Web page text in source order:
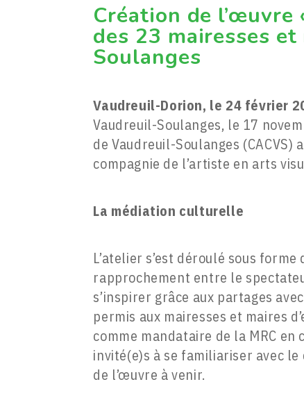
Création de l’œuvre
des 23 mairesses
Soulanges
Vaudreuil-Dorion, le 24 février
Vaudreuil-Soulanges, le 17
de Vaudreuil-Soulanges (CACVS)
compagnie de l’artiste en arts
La médiation culturelle
L’atelier s’est déroulé sous
rapprochement entre le
s’inspirer grâce aux partages
permis aux mairesses et maires
comme mandataire de la MRC
invité(e)s à se familiariser avec
de l’œuvre à venir.